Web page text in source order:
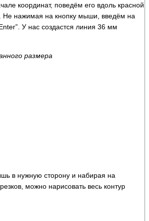
координат, поведём его вдоль красной
Не нажимая на кнопку мыши, введём на
У нас создастся линия 36 мм
размера
в нужную сторону и набирая на
можно нарисовать весь контур